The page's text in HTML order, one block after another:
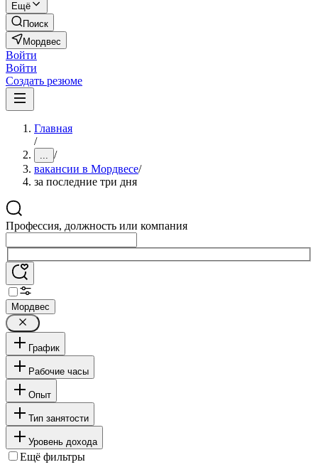
Ещё
Поиск
Мордвес
Войти
Войти
Создать резюме
Главная
/
... /
вакансии в Мордвесе/
за последние три дня
Профессия, должность или компания
Мордвес
График
Рабочие часы
Опыт
Тип занятости
Уровень дохода
Ещё фильтры